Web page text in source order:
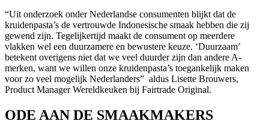
“Uit onderzoek onder Nederlandse consumenten blijkt dat de
kruidenpasta’s de vertrouwde Indonesische smaak hebben die zij
gewend zijn. Tegelijkertijd maakt de consument op meerdere
vlakken wel een duurzamere en bewustere keuze. ‘Duurzaam’
betekent overigens niet dat we veel duurder zijn dan andere A-
merken, want we willen onze kruidenpasta’s toegankelijk maken
voor zo veel mogelijk Nederlanders” aldus Lisette Brouwers,
Product Manager Wereldkeuken bij Fairtrade Original.
ODE AAN DE SMAAKMAKERS